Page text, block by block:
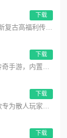
下载
下载
下载
下载